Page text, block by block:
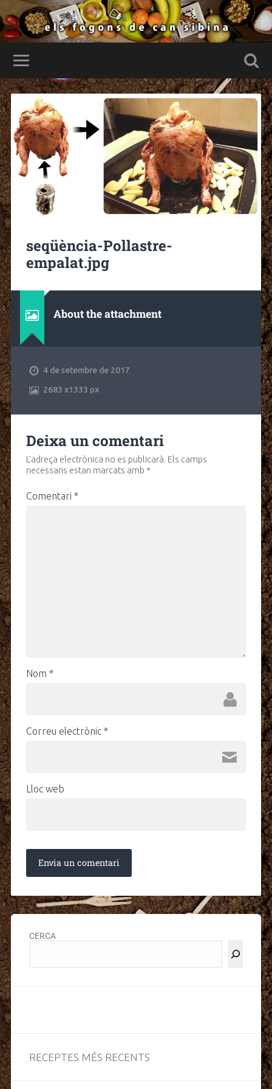
seqüència-Pollastre-
empalat.jpg
About the attachment
4 de setembre de 2017
2683 x1333 px
Deixa un comentari
L'adreça electrònica no es publicarà. Els camps
necessaris estan marcats amb *
Comentari *
Nom *
Correu electrònic *
Lloc web
CERCA
RECEPTES MÉS RECENTS